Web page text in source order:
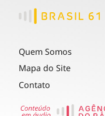
Quem Somos
Mapa do Site
Contato